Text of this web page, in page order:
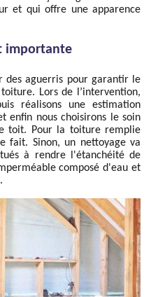
et qui offre une apparence
importante
des aguerris pour garantir le
Lors de l’intervention,
réalisons une estimation
enfin nous choisirons le soin
toit. Pour la toiture remplie
fait. Sinon, un nettoyage va
à rendre l'étanchéité de
composé d'eau et